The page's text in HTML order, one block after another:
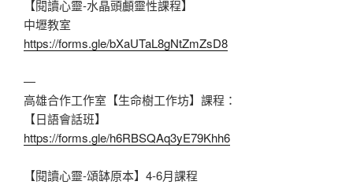
【閱讀心靈-水晶頭顱靈性課程】
中壢教室
https://forms.gle/bXaUTaL8gNtZmZsD8
—
高雄合作工作室【生命樹工作坊】課程：
【日語會話班】
https://forms.gle/h6RBSQAq3yE79Khh6
【閱讀心靈-頌缽原本】4-6月課程